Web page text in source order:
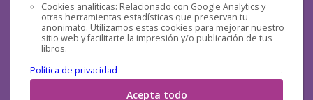
Cookies analíticas: Relacionado con Google Analytics y
otras herramientas estadísticas que preservan tu
anonimato. Utilizamos estas cookies para mejorar nuestro
sitio web y facilitarte la impresión y/o publicación de tus
libros.
Política de privacidad
.
Acepta todo
Redes sociales